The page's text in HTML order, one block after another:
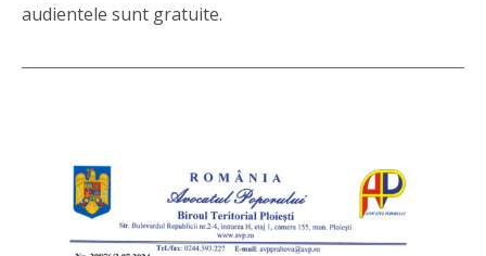
audientele sunt gratuite.